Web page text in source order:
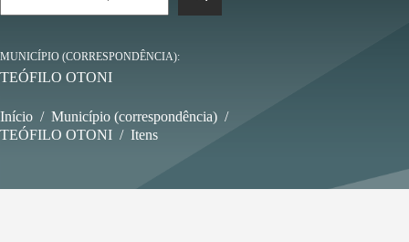
MUNICÍPIO (CORRESPONDÊNCIA)
TEÓFILO OTONI
Início / Município (correspondência) /
TEÓFILO OTONI / Itens